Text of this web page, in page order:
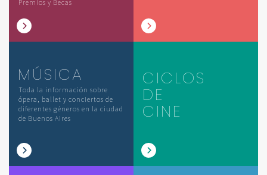
Premios y Becas
MÚSICA
Toda la información sobre
ópera, ballet y conciertos de
diferentes géneros en la ciudad
de Buenos Aires
CICLOS
DE
CINE